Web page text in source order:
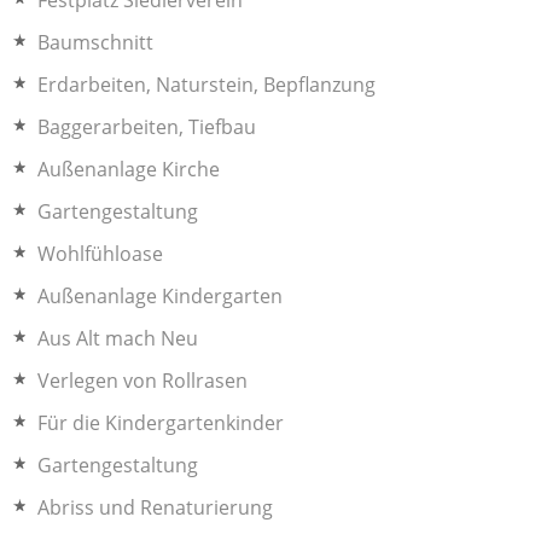
Baumschnitt
Erdarbeiten, Naturstein, Bepflanzung
Baggerarbeiten, Tiefbau
Außenanlage Kirche
Gartengestaltung
Wohlfühloase
Außenanlage Kindergarten
Aus Alt mach Neu
Verlegen von Rollrasen
Für die Kindergartenkinder
Gartengestaltung
Abriss und Renaturierung